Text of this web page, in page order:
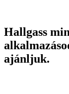
Hallgass
ajánljuk.